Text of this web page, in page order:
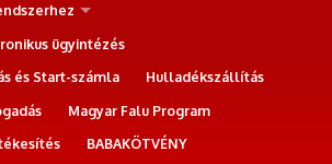
ügyintézés
és Start-számla
Hulladékszállítás
Magyar Falu Program
BABAKÖTVÉNY